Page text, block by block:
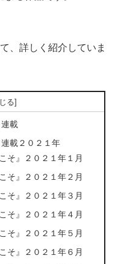
、詳しく紹介していま
載
載２０２１年
そ』２０２１年１月
そ』２０２１年２月
そ』２０２１年３月
そ』２０２１年４月
そ』２０２１年５月
そ』２０２１年６月